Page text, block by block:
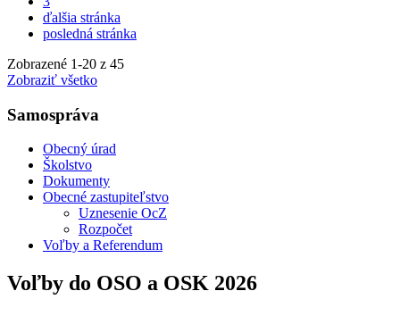
ďalšia stránka
posledná stránka
Zobrazené 1-20 z 45
Zobraziť všetko
Samospráva
Obecný úrad
Školstvo
Dokumenty
Obecné zastupiteľstvo
Uznesenie OcZ
Rozpočet
Voľby a Referendum
Voľby do OSO a OSK 2026